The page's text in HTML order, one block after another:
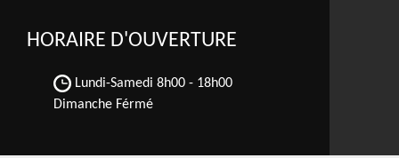
HORAIRE D'OUVERTURE
Lundi-Samedi 8h00 - 18h00
Dimanche Férmé